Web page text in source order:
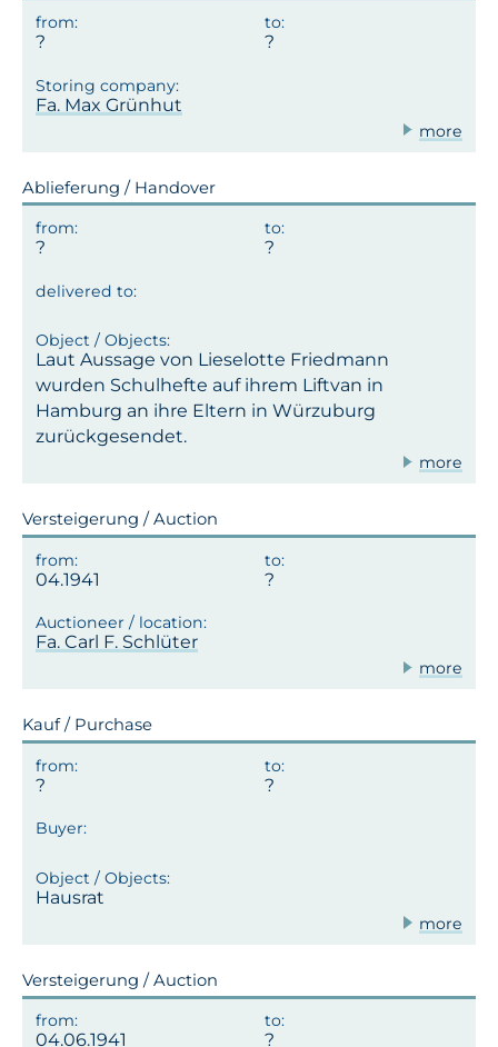
Fa. Max Grünhut
more
Ablieferung / Handover
Laut Aussage von Lieselotte Friedmann
wurden Schulhefte auf ihrem Liftvan in
Hamburg an ihre Eltern in Würzuburg
zurückgesendet.
more
Versteigerung / Auction
04.1941
Fa. Carl F. Schlüter
more
Kauf / Purchase
Hausrat
more
Versteigerung / Auction
04.06.1941